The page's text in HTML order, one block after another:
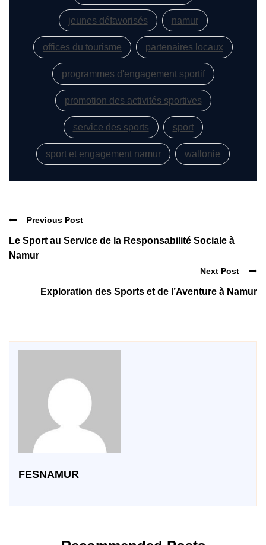
jeunes défavorisés namur
offices du tourisme partenaires locaux
programmes d'engagement sportif
promotion des activités sportives
service des sports sport
sport et engagement namur wallonie
Previous Post
Le Sport au Service de la Responsabilité Sociale à
Namur
Next Post
Exploration des Sports et de l’Aventure à Namur
FESNAMUR